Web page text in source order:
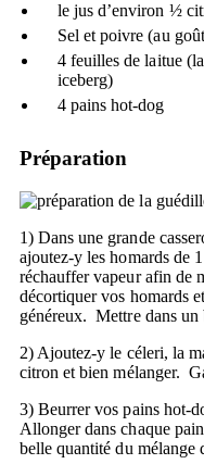
le jus d’environ ½
Sel et poivre (au
4 feuilles de laitue
iceberg)
4 pains hot-dog
Préparation
1) Dans une grande
ajoutez-y les homards de
réchauffer vapeur afin de
décortiquer vos homards
généreux. Mettre dans un
2) Ajoutez-y le céleri, la
citron et bien mélanger.
3) Beurrer vos pains hot-
Allonger dans chaque
belle quantité du mélange